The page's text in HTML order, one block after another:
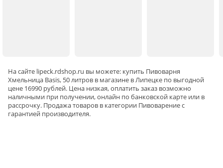
На сайте lipeck.rdshop.ru вы можете: купить Пивоварня
Хмельница Basis, 50 литров в магазине в Липецке по выгодной
цене 16990 рублей. Цена низкая, оплатить заказ возможно
наличными при получении, онлайн по банковской карте или в
рассрочку. Продажа товаров в категории Пивоварениес
гарантией производителя.